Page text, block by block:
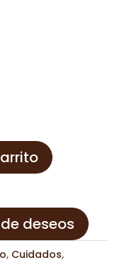
deseos
, Cuidados,